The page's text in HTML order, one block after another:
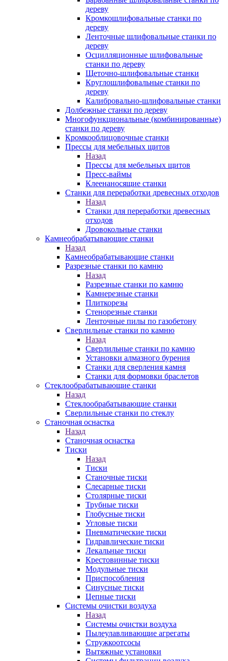
дереву
Кромкошлифовальные станки по
дереву
Ленточные шлифовальные станки по
дереву
Осцилляционные шлифовальные
станки по дереву
Щеточно-шлифовальные станки
Круглошлифовальные станки по
дереву
Калибровально-шлифовальные станки
Долбежные станки по дереву
Многофункциональные (комбинированные)
станки по дереву
Кромкооблицовочные станки
Прессы для мебельных щитов
Назад
Прессы для мебельных щитов
Пресс-ваймы
Клеенаносящие станки
Станки для переработки древесных отходов
Назад
Станки для переработки древесных
отходов
Дровокольные станки
Камнеобрабатывающие станки
Назад
Камнеобрабатывающие станки
Разрезные станки по камню
Назад
Разрезные станки по камню
Камнерезные станки
Плиткорезы
Стенорезные станки
Ленточные пилы по газобетону
Сверлильные станки по камню
Назад
Сверлильные станки по камню
Установки алмазного бурения
Станки для сверления камня
Станки для формовки браслетов
Стеклообрабатывающие станки
Назад
Стеклообрабатывающие станки
Сверлильные станки по стеклу
Станочная оснастка
Назад
Станочная оснастка
Тиски
Назад
Тиски
Станочные тиски
Слесарные тиски
Столярные тиски
Трубные тиски
Глобусные тиски
Угловые тиски
Пневматические тиски
Гидравлические тиски
Лекальные тиски
Крестовинные тиски
Модульные тиски
Приспособления
Синусные тиски
Цепные тиски
Системы очистки воздуха
Назад
Системы очистки воздуха
Пылеулавливающие агрегаты
Стружкоотсосы
Вытяжные установки